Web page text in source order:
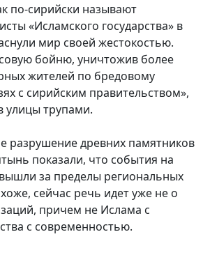
по-сирийски называют
«Исламского государства» в
мир своей жестокостью.
бойню, уничтожив более
жителей по бредовому
с сирийским правительством»,
улицы трупами.
разрушение древних памятников
показали, что события на
за пределы региональных
сейчас речь идет уже не о
причем не Ислама с
с современностью.